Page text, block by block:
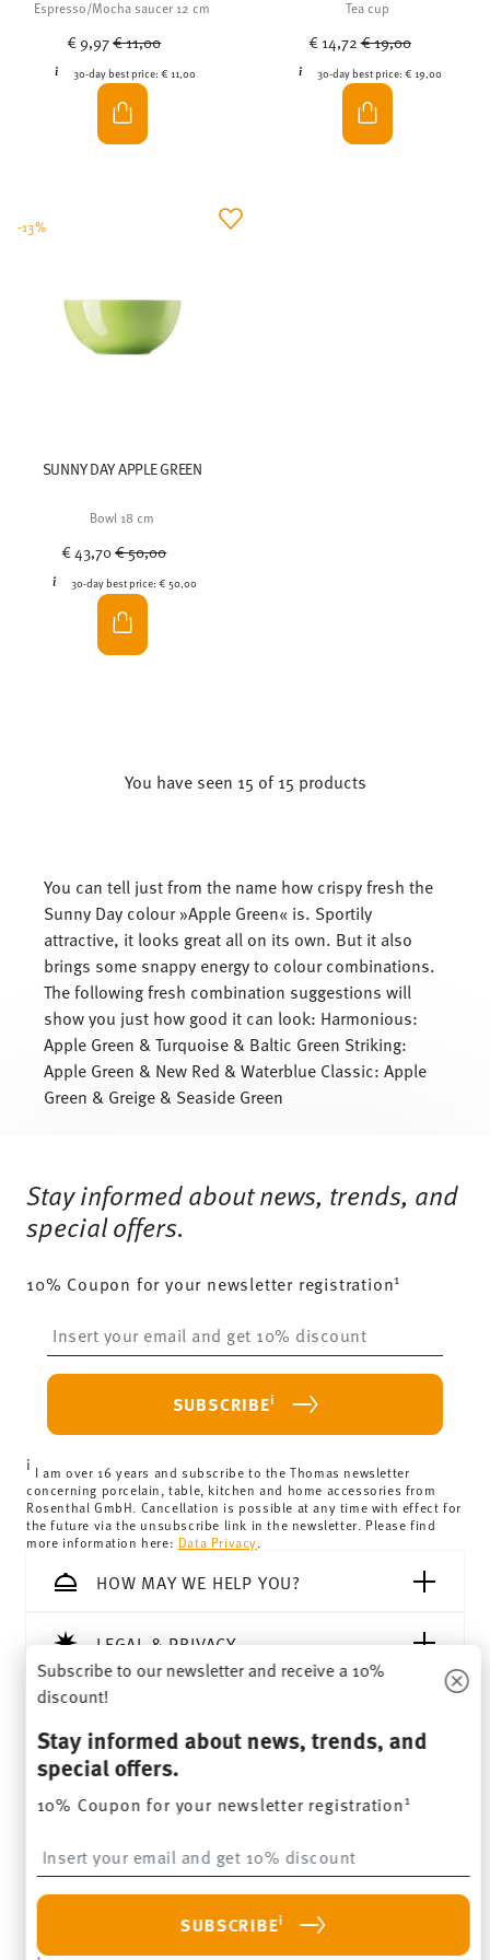
Espresso/Mocha saucer 12 cm
€ 9,97Price reduced from
€ 11,00
30-day best price: € 11,00
Tea cup
€ 14,72Price reduced from
€ 19,00
30-day best price:€ 19,00
SUNNY DAY APPLE GREEN
Bowl 18 cm
€ 43,70Price reduced from
€ 50,00
30-day best price:€ 50,00
-13%
You have seen 15 of 15 products
You can tell just from the name how crispy fresh the
Sunny Day colour »Apple Green« is. Sportily
attractive, it looks great all on its own. But it also
brings some snappy energy to colour combinations.
The following fresh combination suggestions will
show you just how good it can look: Harmonious:
Apple Green & Turquoise & Baltic Green Striking:
Apple Green & New Red & Waterblue Classic: Apple
Green & Greige & Seaside Green
Stay informed about news, trends, and
special offers.
10% Coupon for your newsletter registration1
SUBSCRIBEi
i I am over 16 years and subscribe to the Thomas newsletter
concerning porcelain, table, kitchen and home accessories from
Rosenthal GmbH. Cancellation is possible at any time with effect for
the future via the unsubscribe link in the newsletter. Please find
more information here: Data Privacy
HOW MAY WE HELP YOU?
LEGAL & PRIVACY
Subscribe to our newsletter and receive a 10%
discount!
Stay informed about news, trends, and
special offers.
10% Coupon for your newsletter registration1
SUBSCRIBEi